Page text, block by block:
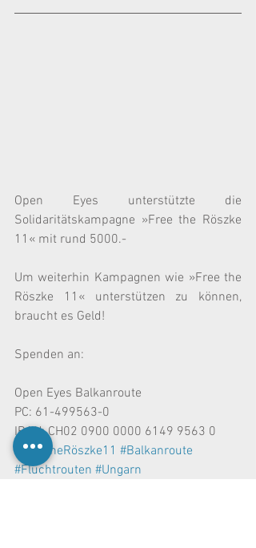
Open Eyes unterstützte die
Solidaritätskampagne »Free the Röszke
11« mit rund 5000.-
Um weiterhin Kampagnen wie »Free the
Röszke 11« unterstützen zu können,
braucht es Geld!
Spenden an:
Open Eyes Balkanroute
PC: 61-499563-0
IBAN: CH02 0900 0000 6149 9563 0
#FreetheRöszke11 #Balkanroute
#Fluchtrouten #Ungarn